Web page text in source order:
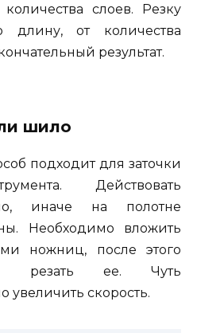
слоев. Резку
от количества
результат.
шило
подходит для заточки
Действовать
иначе на полотне
Необходимо вложить
ножниц, после этого
резать ее. Чуть
скорость.